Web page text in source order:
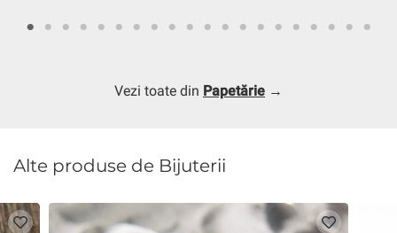
Vezi toate din Papetărie →
Alte produse de Bijuterii